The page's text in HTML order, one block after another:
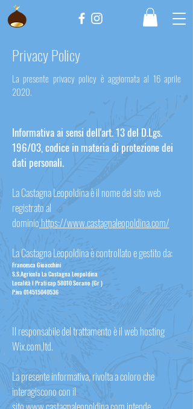
Privacy Policy
La presente privacy policy è aggiornata al 16 aprile
2020.
Informativa ai sensi dell'art. 13 del D.Lgs.
196/03, codice in materia di protezione dei
dati personali.​
La Castagna Leopoldina è il nome del sito web
registrato al
dominio https://www.castagnaleopoldina.com/
La Castagna Leopoldina è controllato e gestito da:
Francesca Gioacchini
S.S.Agricola La Castagna Leopoldina
Località I Prati cap 58010 Sorano (Gr )
P.iva 014515040536
Il responsabile del trattamento è il web hosting
Wix.com,ltd.
La presente informativa, rivolta a coloro che
interagiscono con il